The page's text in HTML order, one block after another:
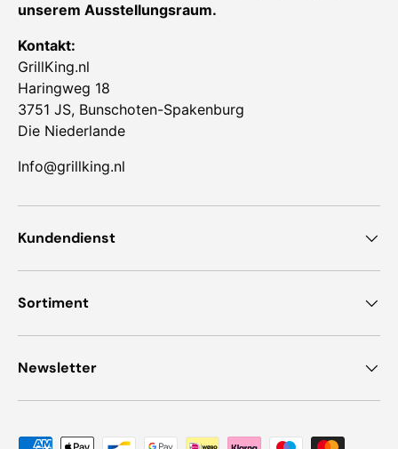
unserem Ausstellungsraum.
Kontakt:
GrillKing.nl
Haringweg 18
3751 JS, Bunschoten-Spakenburg
Die Niederlande
Info@grillking.nl
Kundendienst
Sortiment
Newsletter